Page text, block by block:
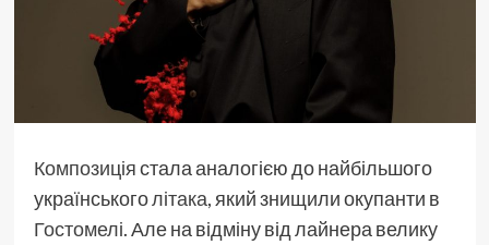
Композиціястала аналогією до найбільшого
українськоголітака, який знищили окупанти в
Гостомелі. Але на відміну від лайнера велику